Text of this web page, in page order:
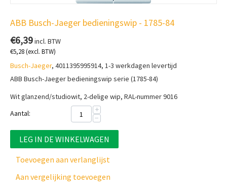
ABB Busch-Jaeger bedieningswip - 1785-84
€6,39incl. BTW
€5,28(excl. BTW)
Busch-Jaeger, 4011395995914, 1-3 werkdagen levertijd
ABB Busch-Jaeger bedieningswip serie (1785-84)
Wit glanzend/studiowit, 2-delige wip, RAL-nummer 9016
Aantal:
+
−
LEG IN DE WINKELWAGEN
Toevoegen aan verlanglijst
Aan vergelijking toevoegen